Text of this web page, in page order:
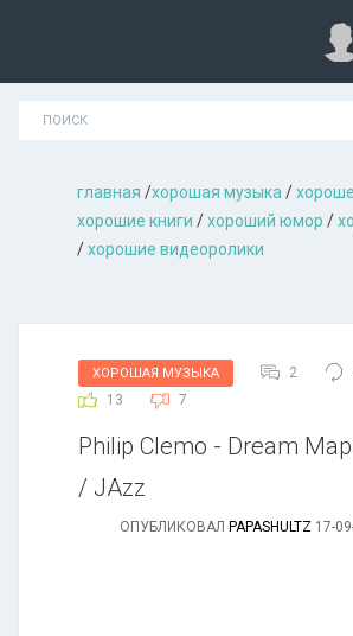
главная /хорошая музыкa /
хорошие книги /хороший юмор /
/хорошие видеоролики
ХОРОШАЯ МУЗЫКА 2
13
7
Philip Clemo - Dream
/ JAzz
ОПУБЛИКОВАЛ PAPASHULTZ 17-